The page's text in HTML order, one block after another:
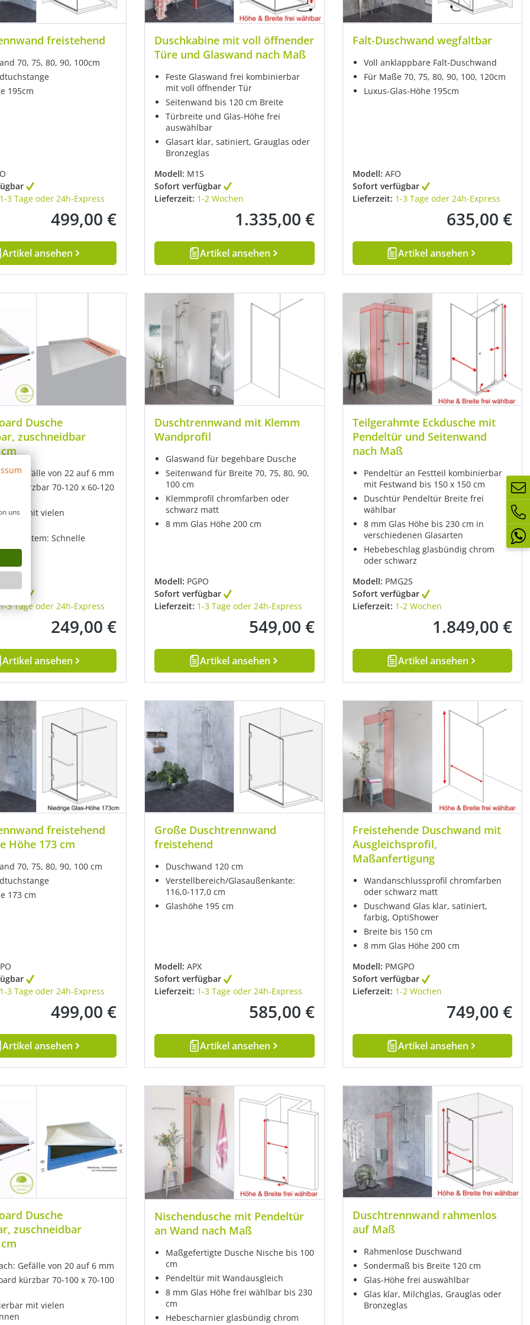
freistehend
70, 75, 80, 90, 100cm
195cm
1-3 Tage oder 24h-Express
Regulärer Preis:
499,00 €
Artikel ansehen
Duschkabine mit voll öffnender
Türe und Glaswand nach Maß
Feste Glaswand frei kombinierbar
mit voll öffnender Tür
Seitenwand bis 120 cm Breite
Türbreite und Glas-Höhe frei
auswählbar
Glasart klar, satiniert, Grauglas oder
Bronzeglas
Modell: M1S
Sofort verfügbar
Lieferzeit: 1-2 Wochen
Regulärer Preis:
1.335,00 €
Artikel ansehen
Falt-Duschwand wegfaltbar
Voll anklappbare Falt-Duschwand
Für Maße 70, 75, 80, 90, 100, 120cm
Luxus-Glas-Höhe 195cm
Modell: AFO
Sofort verfügbar
Lieferzeit: 1-3 Tage oder 24h-Express
Regulärer Preis:
635,00 €
Artikel ansehen
Dusche
zuschneidbar
Gefälle von 22 auf 6 mm
kürzbar 70-120 x 60-120
mit vielen
System: Schnelle
3 Tage oder 24h-Express
Regulärer Preis:
249,00 €
Artikel ansehen
Duschtrennwand mit Klemm
Wandprofil
Glaswand für begehbare Dusche
Seitenwand für Breite 70, 75, 80, 90,
100 cm
Klemmprofil chromfarben oder
schwarz matt
8 mm Glas Höhe 200 cm
Modell: PGPO
Sofort verfügbar
Lieferzeit: 1-3 Tage oder 24h-Express
Regulärer Preis:
549,00 €
Artikel ansehen
Teilgerahmte Eckdusche mit
Pendeltür und Seitenwand
nach Maß
Pendeltür an Festteil kombinierbar
mit Festwand bis 150 x 150 cm
Duschtür Pendeltür Breite frei
wählbar
8 mm Glas Höhe bis 230 cm in
verschiedenen Glasarten
Hebebeschlag glasbündig chrom
oder schwarz
Modell: PMG2S
Sofort verfügbar
Lieferzeit: 1-2 Wochen
Regulärer Preis:
1.849,00 €
Artikel ansehen
freistehend
Höhe 173 cm
70, 75, 80, 90, 100 cm
173 cm
1-3 Tage oder 24h-Express
Regulärer Preis:
499,00 €
Artikel ansehen
Große Duschtrennwand
freistehend
Duschwand 120 cm
Verstellbereich/Glasaußenkante:
116,0-117,0 cm
Glashöhe 195 cm
Modell: APX
Sofort verfügbar
Lieferzeit: 1-3 Tage oder 24h-Express
Regulärer Preis:
585,00 €
Artikel ansehen
Freistehende Duschwand mit
Ausgleichsprofil,
Maßanfertigung
Wandanschlussprofil chromfarben
oder schwarz matt
Duschwand Glas klar, satiniert,
farbig, OptiShower
Breite bis 150 cm
8 mm Glas Höhe 200 cm
Modell: PMGPO
Sofort verfügbar
Lieferzeit: 1-2 Wochen
Regulärer Preis:
749,00 €
Artikel ansehen
Dusche
zuschneidbar
Gefälle von 20 auf 6 mm
kürzbar 70-100 x 70-100
mit vielen
Nischendusche mit Pendeltür
an Wand nach Maß
Maßgefertigte Dusche Nische bis 100
cm
Pendeltür mit Wandausgleich
8 mm Glas Höhe frei wählbar bis 230
cm
Hebescharnier glasbündig chrom
Duschtrennwand rahmenlos
auf Maß
Rahmenlose Duschwand
Sondermaß bis Breite 120 cm
Glas-Höhe frei auswählbar
Glas klar, Milchglas, Grauglas oder
Bronzeglas
uns